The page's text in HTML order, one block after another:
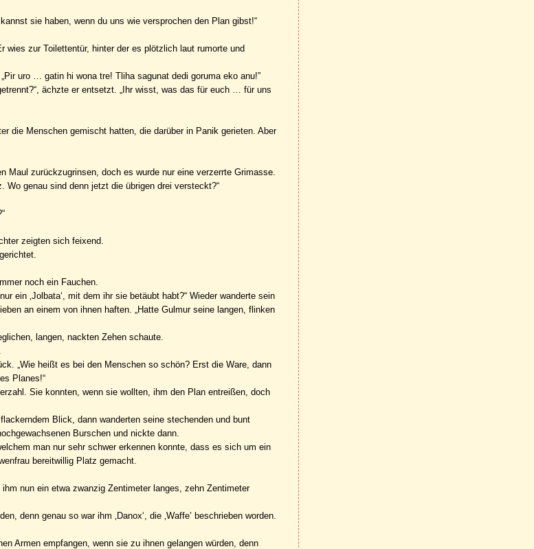
sie haben, wenn du uns wie versprochen den Plan gibst!“
wies zur Toilettentür, hinter der es plötzlich laut rumorte und
uro … gatin hi wona tre! Tliha sagunat dedi goruma eko anu!”
ächzte er entsetzt. „Ihr wisst, was das für euch … für uns
die Menschen gemischt hatten, die darüber in Panik gerieten. Aber
Maul zurückzugrinsen, doch es wurde nur eine verzerrte Grimasse.
genau sind denn jetzt die übrigen drei versteckt?“
zeigten sich feixend.
noch ein Fauchen.
ein ‚Jolbata‘, mit dem ihr sie betäubt habt?“ Wieder wanderte sein
an einem von ihnen haften. „Hatte Gulmur seine langen, flinken
langen, nackten Zehen schaute.
„Wie heißt es bei den Menschen so schön? Erst die Ware, dann
Planes!“
Sie konnten, wenn sie wollten, ihm den Plan entreißen, doch
Blick, dann wanderten seine stechenden und bunt
Burschen und nickte dann.
man nur sehr schwer erkennen konnte, dass es sich um ein
bereitwillig Platz gemacht.
nun ein etwa zwanzig Zentimeter langes, zehn Zentimeter
denn genau so war ihm ‚Danox‘, die ‚Waffe’ beschrieben worden.
Armen empfangen, wenn sie zu ihnen gelangen würden, denn